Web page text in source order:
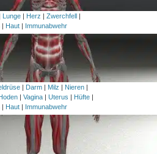
Lunge | Herz |Zwerchfell |
| Haut| Immunabwehr
| Darm | Milz | Nieren |
|Vagina |Uterus | Hüfte |
| Haut| Immunabwehr